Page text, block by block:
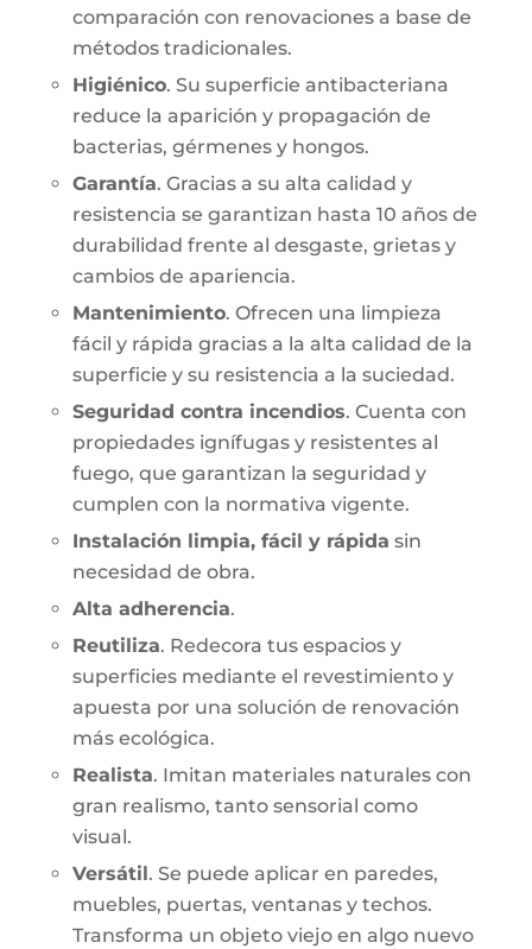
comparación con renovaciones a base de
métodos tradicionales.
Higiénico. Su superficie antibacteriana
reduce la aparición y propagación de
bacterias, gérmenes y hongos.
Garantía. Gracias a su alta calidad y
resistencia se garantizan hasta 10 años de
durabilidad frente al desgaste, grietas y
cambios de apariencia.
Mantenimiento. Ofrecen una limpieza
fácil y rápida gracias a la alta calidad de la
superficie y su resistencia a la suciedad.
Seguridad contra incendios. Cuenta con
propiedades ignífugas y resistentes al
fuego, que garantizan la seguridad y
cumplen con la normativa vigente.
Instalación limpia, fácil y rápida sin
necesidad de obra.
Alta adherencia.
Reutiliza. Redecora tus espacios y
superficies mediante el revestimiento y
apuesta por una solución de renovación
más ecológica.
Realista. Imitan materiales naturales con
gran realismo, tanto sensorial como
visual.
Versátil . Se puede aplicar en paredes,
muebles, puertas, ventanas y techos.
Transforma un objeto viejo en algo nuevo